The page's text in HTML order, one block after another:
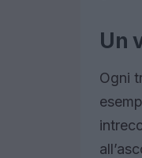
Un
Ogni